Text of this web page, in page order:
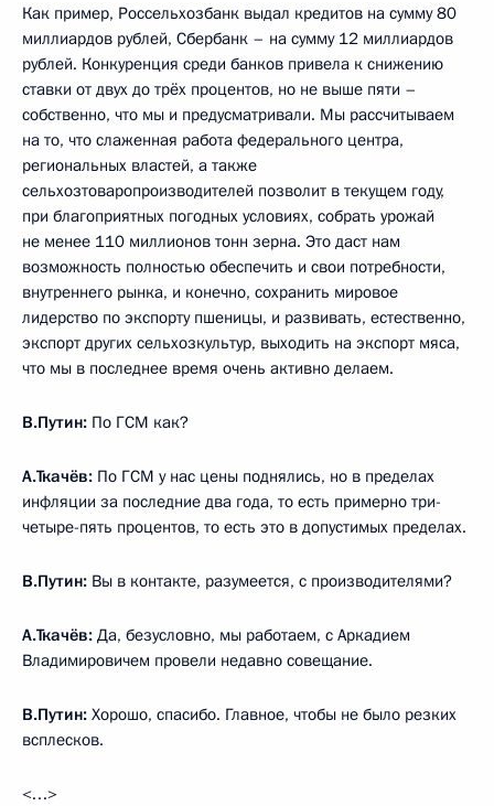
Как пример, Россельхозбанк выдал кредитов на сумму 80
миллиардов рублей, Сбербанк – на сумму 12 миллиардов
рублей. Конкуренция среди банков привела к снижению
ставки от двух до трёх процентов, но не выше пяти –
собственно, что мы и предусматривали. Мы рассчитываем
на то, что слаженная работа федерального центра,
региональных властей, а также
сельхозтоваропроизводителей позволит в текущем году,
при благоприятных погодных условиях, собрать урожай
не менее 110 миллионов тонн зерна. Это даст нам
возможность полностью обеспечить и свои потребности,
внутреннего рынка, и конечно, сохранить мировое
лидерство по экспорту пшеницы, и развивать, естественно,
экспорт других сельхозкультур, выходить на экспорт мяса,
что мы в последнее время очень активно делаем.
В.Путин: По ГСМ как?
А.Ткачёв: По ГСМ у нас цены поднялись, но в пределах
инфляции за последние два года, то есть примерно три-
четыре-пять процентов, то есть это в допустимых пределах.
В.Путин: Вы в контакте, разумеется, с производителями?
А.Ткачёв: Да, безусловно, мы работаем, с Аркадием
Владимировичем провели недавно совещание.
В.Путин: Хорошо, спасибо. Главное, чтобы не было резких
всплесков.
<…>